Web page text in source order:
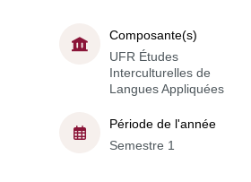
Composante(s)
UFR Études
Interculturelles de
Langues Appliquées
Période de l'année
Semestre 1